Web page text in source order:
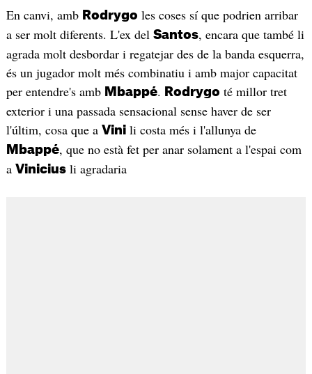
En canvi, amb Rodrygo les coses sí que podrien arribar
a ser molt diferents. L'ex del Santos, encara que també li
agrada molt desbordar i regatejar des de la banda esquerra,
és un jugador molt més combinatiu i amb major capacitat
per entendre's amb Mbappé. Rodrygo té millor tret
exterior i una passada sensacional sense haver de ser
l'últim, cosa que a Vinili costa més i l'allunya de
Mbappé, que no està fet per anar solament a l'espai com
a Viniciusli agradaria